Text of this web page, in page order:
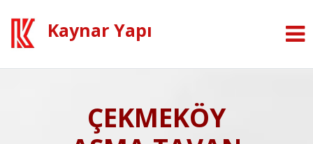
Kaynar Yapı
ÇEKMEKÖY